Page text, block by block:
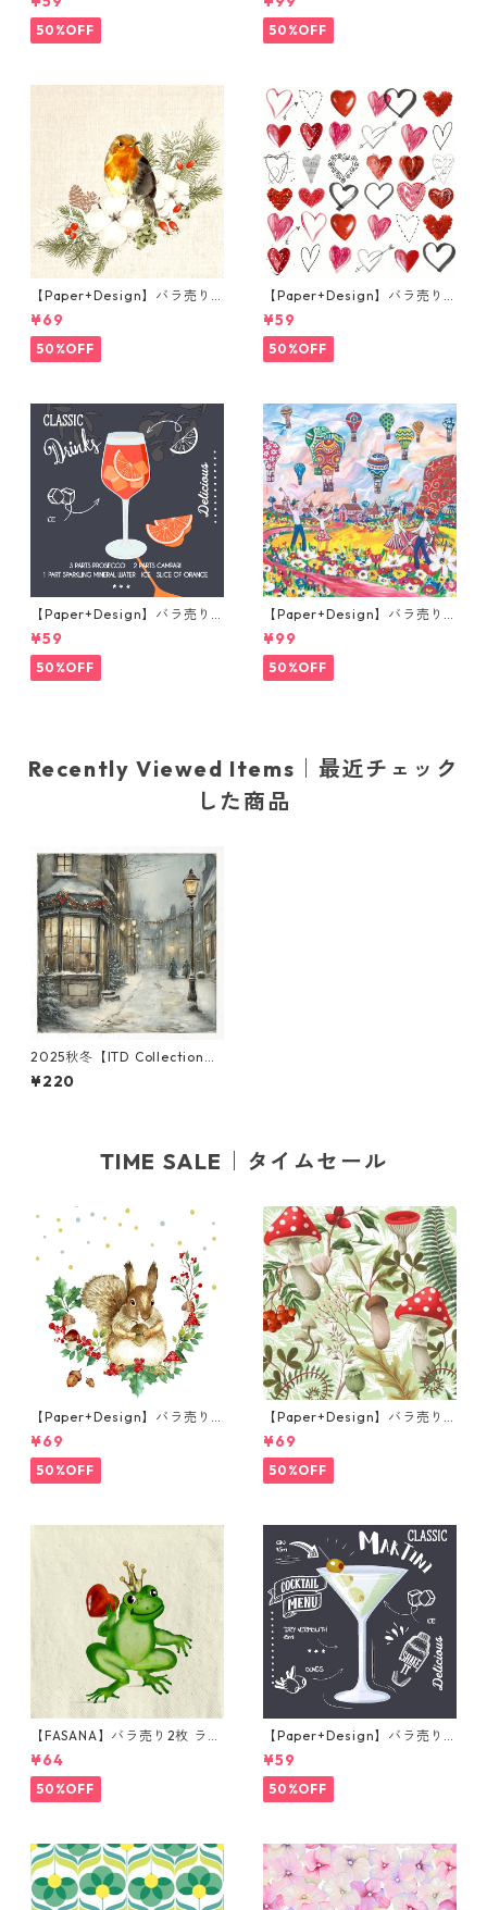
プキン FRESH LEAVES グリー
ン
50%OFF
キン Portchie Art The Cat in
the kitchen ブルー
50%OFF
【Paper+Design】バラ売り2
枚 ランチサイズ ペーパーナプ
キン Robin Forest ベージュ
¥69
50%OFF
【Paper+Design】バラ売り2
枚 カクテルサイズ ペーパーナ
プキン Cupids arrow ホワイ
ト
¥59
50%OFF
【Paper+Design】バラ売り2
枚 カクテルサイズ ペーパーナ
プキン Aperole ブラック
¥59
50%OFF
【Paper+Design】バラ売り2
枚 ランチサイズ ペーパーナプ
キン Portchie Art Children's
Festival in Dinkelsbuhl ライ
トブルー
¥99
50%OFF
Recently Viewed Items｜最近チェック
した商品
2025秋冬【ITD Collection】
ミニサイズ ライスペーパー RS
M1901 デコパージュ
¥220
TIME SALE｜タイムセール
【Paper+Design】バラ売り2
枚 ランチサイズ ペーパーナプ
キン Forest Squirrel ホワイ
ト
¥69
50%OFF
【Paper+Design】バラ売り2
枚 ランチサイズ ペーパーナプ
キン Forest Fungi グリーン
¥69
50%OFF
【FASANA】バラ売り2枚 ラン
チサイズ ペーパーナプキン Fr
og prince ナチュラル
¥64
50%OFF
【Paper+Design】バラ売り2
枚 カクテルサイズ ペーパーナ
プキン Martini ブラック
¥59
50%OFF